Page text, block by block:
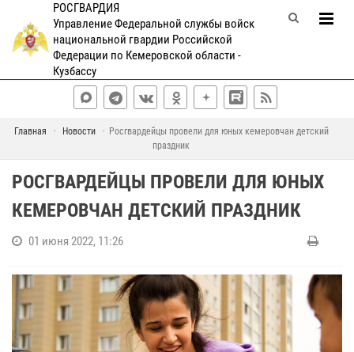
РОСГВАРДИЯ
Управление Федеральной службы войск
национальной гвардии Российской
Федерации по Кемеровской области -
Кузбассу
Главная Новости
Росгвардейцы провели для юных кемеровчан детский
праздник
РОСГВАРДЕЙЦЫ ПРОВЕЛИ ДЛЯ ЮНЫХ
КЕМЕРОВЧАН ДЕТСКИЙ ПРАЗДНИК
01 июня 2022, 11:26